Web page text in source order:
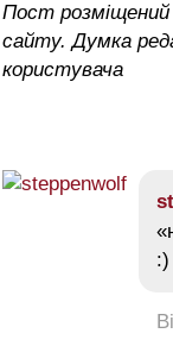
Пост
сайту. Думка
користувача
:)